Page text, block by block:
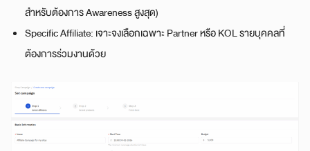
สำหรับต้องการ Awareness สูงสุด)
Specific Affiliate: เจาะจงเลือกเฉพาะ Partner หรือ KOL รายบุคคลที่
ต้องการร่วมงานด้วย